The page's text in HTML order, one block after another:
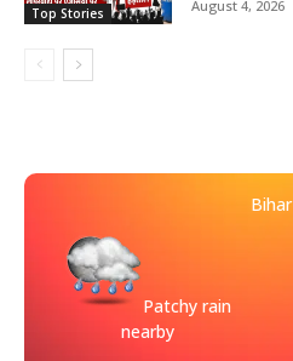
Top Stories August 4, 2026
Bihar
Patchy rain
nearby